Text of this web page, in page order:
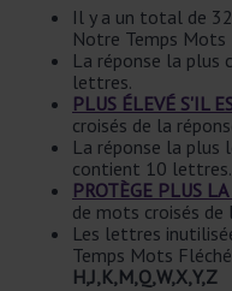
Il y a un total de
Notre Temps Mots
La réponse la plus
lettres.
PLUS ÉLEVÉ S'IL
croisés de la
La réponse la plus
contient 10 lettres.
PROTÈGE PLUS
de mots croisés de
Les lettres
Temps Mots
H,J,K,M,Q,W,X,Y,Z